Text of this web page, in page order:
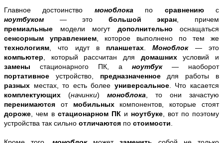
Главное достоинство моноблока по сравнениюс
ноутбуком — это большой экран , причем
премиальные модели могут дополнительно оснащаться
сенсорным управлением , которое выполнено по тем же
технологиям , что идут в планшетах .Моноблок — это
компьютер , который рассчитан для домашнихусловий и
замены стационарного ПК, а ноутбук — наоборот
портативное устройство, предназначенное для работы в
разных местах, то есть более универсальное. Что касается
комплектующих (начинки) моноблока , то они зачастую
перенимаются от мобильных компонентов, которые стоят
дороже , чем в стационарном ПК и ноутбуке , вот по поэтому
устройства так сильно отличаются по стоимости